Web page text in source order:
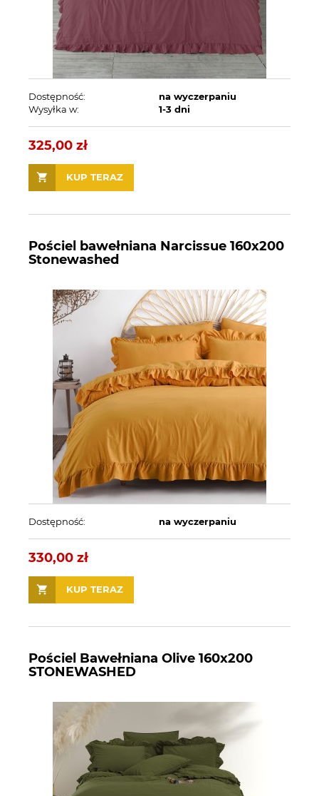
Dostępność:
na wyczerpaniu
Wysyłka w:
1-3 dni
325,00 zł
KUP TERAZ
Pościel bawełniana Narcissue 160x200
Stonewashed
Dostępność: na wyczerpaniu
330,00 zł
KUP TERAZ
Pościel Bawełniana Olive 160x200
STONEWASHED